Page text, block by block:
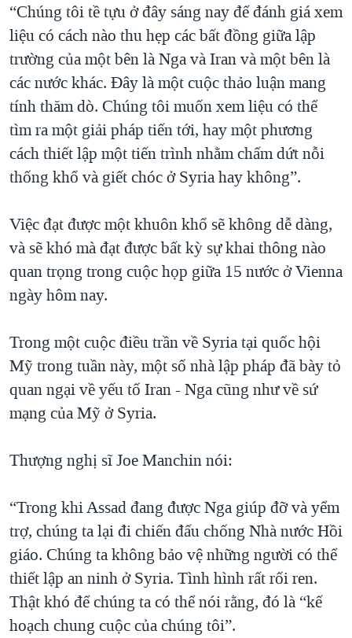
QUAN HỆ VIỆT MỸ
“Chúng tôi tề tựu ở đây sáng nay để đánh giá xem
liệu có cách nào thu hẹp các bất đồng giữa lập
trường của một bên là Nga và Iran và một bên là
các nước khác. Đây là một cuộc thảo luận mang
tính thăm dò. Chúng tôi muốn xem liệu có thể
tìm ra một giải pháp tiến tới, hay một phương
cách thiết lập một tiến trình nhằm chấm dứt nỗi
thống khổ và giết chóc ở Syria hay không”.
Việc đạt được một khuôn khổ sẽ không dễ dàng,
và sẽ khó mà đạt được bất kỳ sự khai thông nào
quan trọng trong cuộc họp giữa 15 nước ở Vienna
ngày hôm nay.
Trong một cuộc điều trần về Syria tại quốc hội
Mỹ trong tuần này, một số nhà lập pháp đã bày tỏ
quan ngại về yếu tố Iran - Nga cũng như về sứ
mạng của Mỹ ở Syria.
Thượng nghị sĩ Joe Manchin nói:
“Trong khi Assad đang được Nga giúp đỡ và yểm
trợ, chúng ta lại đi chiến đấu chống Nhà nước Hồi
giáo. Chúng ta không bảo vệ những người có thể
thiết lập an ninh ở Syria. Tình hình rất rối ren.
Thật khó để chúng ta có thể nói rằng, đó là “kế
hoạch chung cuộc của chúng tôi”.